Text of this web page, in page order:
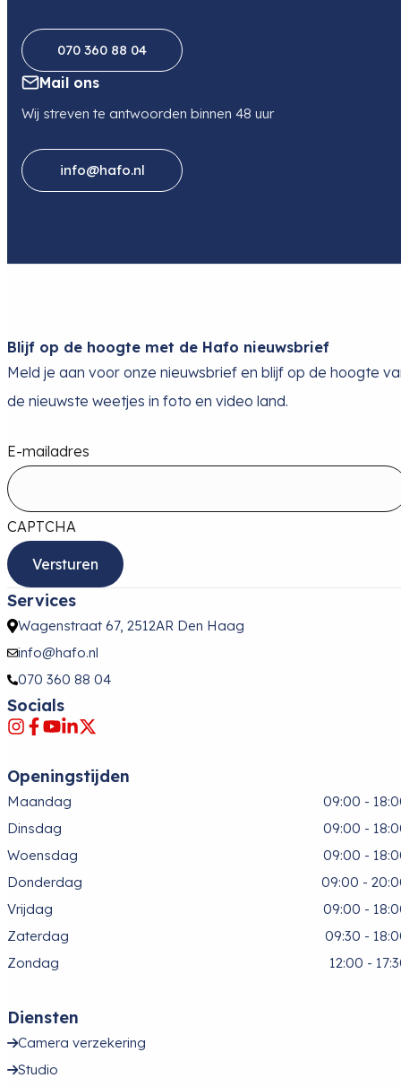
070 360 88 04
Mail ons
Wij streven te antwoorden binnen 48 uur
info@hafo.nl
Blijf op de hoogte met de Hafo nieuwsbrief
Meld je aan voor onze nieuwsbrief en blijf op de hoogte
de nieuwste weetjes in foto en video land.
E-mailadres
CAPTCHA
Services
Wagenstraat 67, 2512AR Den Haag
info@hafo.nl
070 360 88 04
Socials
Openingstijden
Maandag
09:00 -
Dinsdag
09:00 -
Woensdag
09:00 -
Donderdag
09:00 -
Vrijdag
09:00 -
Zaterdag
09:30 -
Zondag
12:00 -
Diensten
Camera verzekering
Studio